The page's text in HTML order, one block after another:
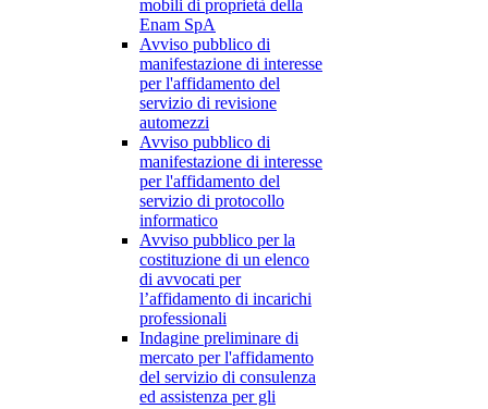
mobili di proprietà della
Enam SpA
Avviso pubblico di
manifestazione di interesse
per l'affidamento del
servizio di revisione
automezzi
Avviso pubblico di
manifestazione di interesse
per l'affidamento del
servizio di protocollo
informatico
Avviso pubblico per la
costituzione di un elenco
di avvocati per
l’affidamento di incarichi
professionali
Indagine preliminare di
mercato per l'affidamento
del servizio di consulenza
ed assistenza per gli